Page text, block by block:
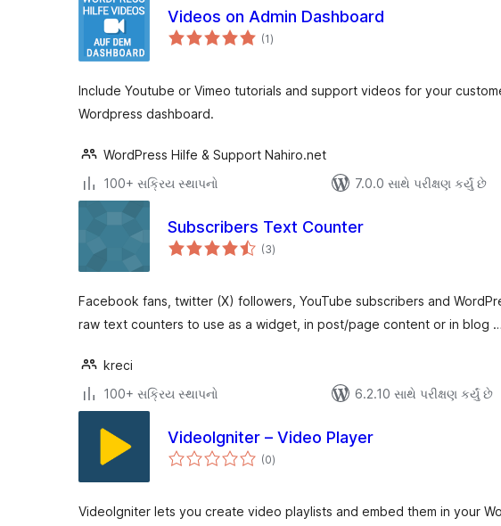
Videos on Admin Dashboard
(1કુલ
રેટિંગ્સ
)
Include Youtube or Vimeo tutorials and support videos for your
Wordpress dashboard.
WordPress Hilfe & Support Nahiro.net
100+ સક્રિય સ્થાપનો
7.0.0 સાથે પરીક્ષણ કર્યું છે
Subscribers Text Counter
(3કુલ
રેટિંગ્સ
)
Facebook fans, twitter (X) followers, YouTube subscribers and
raw text counters to use as a widget, in post/page content or in blog …
kreci
100+ સક્રિય સ્થાપનો
6.2.10 સાથે પરીક્ષણ કર્યું છે
VideoIgniter – Video Player
(0કુલ
રેટિંગ્સ
)
VideoIgniter lets you create video playlists and embed them in your